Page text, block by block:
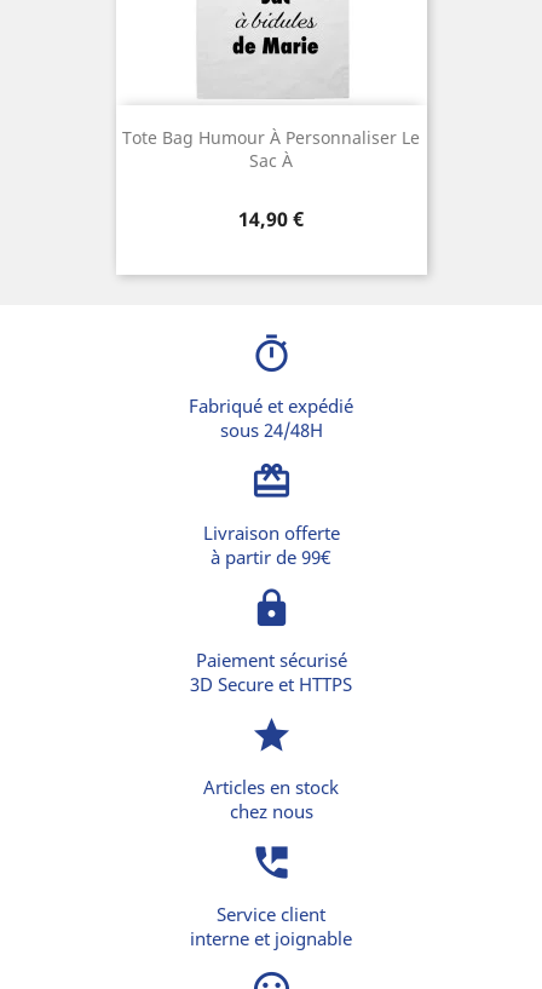
Tote Bag Humour À Personnaliser Le
Sac À
Prix
14,90 €
timer
Fabriqué et expédié
sous 24/48H
card_giftcard
Livraison offerte
à partir de 99€
lock
Paiement sécurisé
3D Secure et HTTPS
star
Articles en stock
chez nous
perm_phone_msg
Service client
interne et joignable